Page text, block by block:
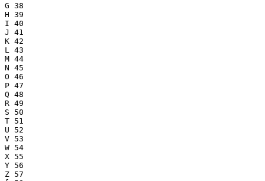
G 38
H 39
I 40
J 41
K 42
L 43
M 44
N 45
O 46
P 47
Q 48
R 49
S 50
T 51
U 52
V 53
W 54
X 55
Y 56
Z 57